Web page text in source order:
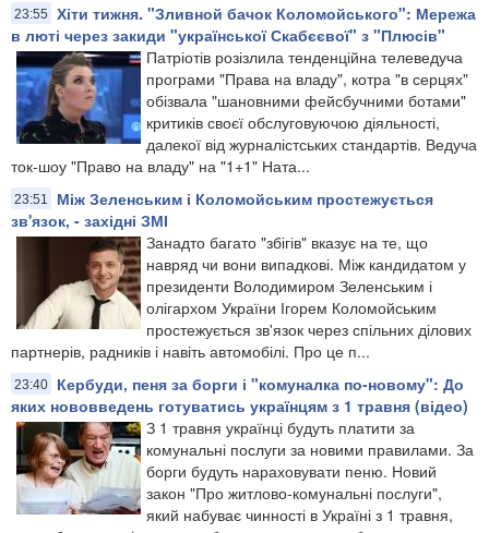
23:55
Хіти тижня. "Зливной бачок Коломойського": Мережа
в люті через закиди "української Скабєєвої" з "Плюсів"
Патріотів розізлила тенденційна телеведуча
програми "Права на владу", котра "в серцях"
обізвала "шановними фейсбучними ботами"
критиків своєї обслуговуючою діяльності,
далекої від журналістських стандартів. Ведуча
ток-шоу "Право на владу" на "1+1" Ната...
23:51
Між Зеленським і Коломойським простежується
зв'язок, - західні ЗМІ
Занадто багато "збігів" вказує на те, що
навряд чи вони випадкові. Між кандидатом у
президенти Володимиром Зеленським і
олігархом України Ігорем Коломойським
простежується зв'язок через спільних ділових
партнерів, радників і навіть автомобілі. Про це п...
23:40
Кербуди, пеня за борги і "комуналка по-новому": До
яких нововведень готуватись українцям з 1 травня (відео)
З 1 травня українці будуть платити за
комунальні послуги за новими правилами. За
борги будуть нараховувати пеню. Новий
закон "Про житлово-комунальні послуги",
який набуває чинності в Україні з 1 травня,